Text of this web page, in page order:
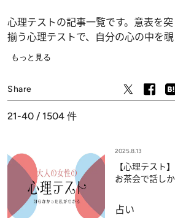
心理テストの記事一覧です。意表を
揃う心理テストで、自分の心の中を
恋愛、仕事、人間関係の深層心理……
もっと見る
Share
21-40 / 1504 件
2025.8.13
【心理テスト
お茶会で話し
占い